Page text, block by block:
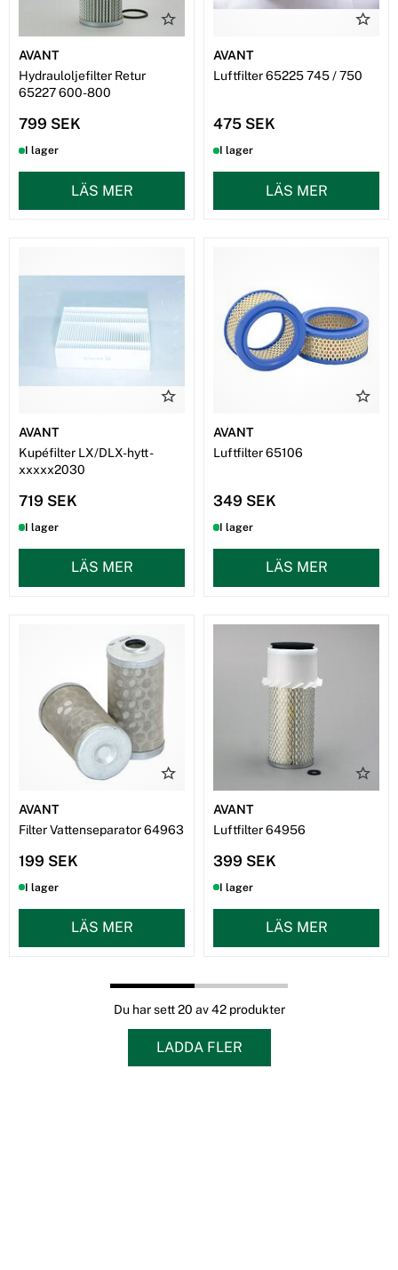
AVANT
Hydrauloljefilter Retur
65227 600-800
799 SEK
I lager
LÄS MER
AVANT
Luftfilter 65225 745 / 750
475 SEK
I lager
LÄS MER
AVANT
Kupéfilter LX/DLX-hytt -
xxxxx2030
719 SEK
I lager
LÄS MER
AVANT
Luftfilter 65106
349 SEK
I lager
LÄS MER
AVANT
Filter Vattenseparator 64963
199 SEK
I lager
LÄS MER
AVANT
Luftfilter 64956
399 SEK
I lager
LÄS MER
Du har sett 20 av 42 produkter
LADDA FLER